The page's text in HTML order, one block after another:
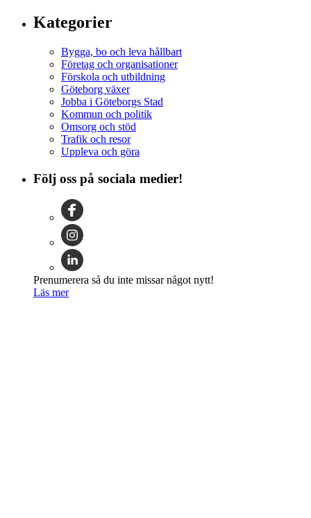
Kategorier
Bygga, bo och leva hållbart
Företag och organisationer
Förskola och utbildning
Göteborg växer
Jobba i Göteborgs Stad
Kommun och politik
Omsorg och stöd
Trafik och resor
Uppleva och göra
Följ oss på sociala medier!
Prenumerera så du inte missar något nytt!
Läs mer